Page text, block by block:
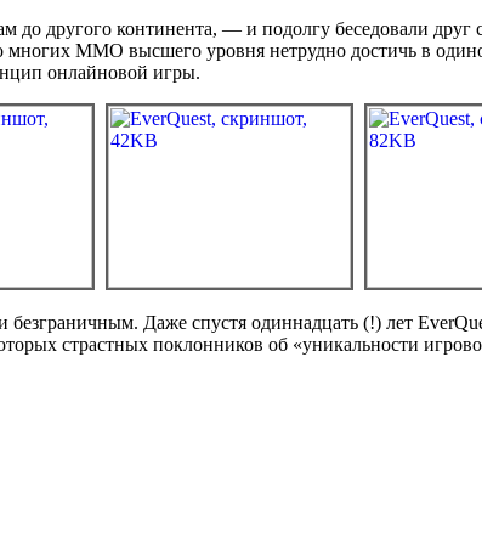
до другого континента, — и подолгу беседовали
MMO высшего уровня нетрудно достичь в
онлайновой игры.
безграничным. Даже спустя одиннадцать (!) лет
страстных поклонников об «уникальности